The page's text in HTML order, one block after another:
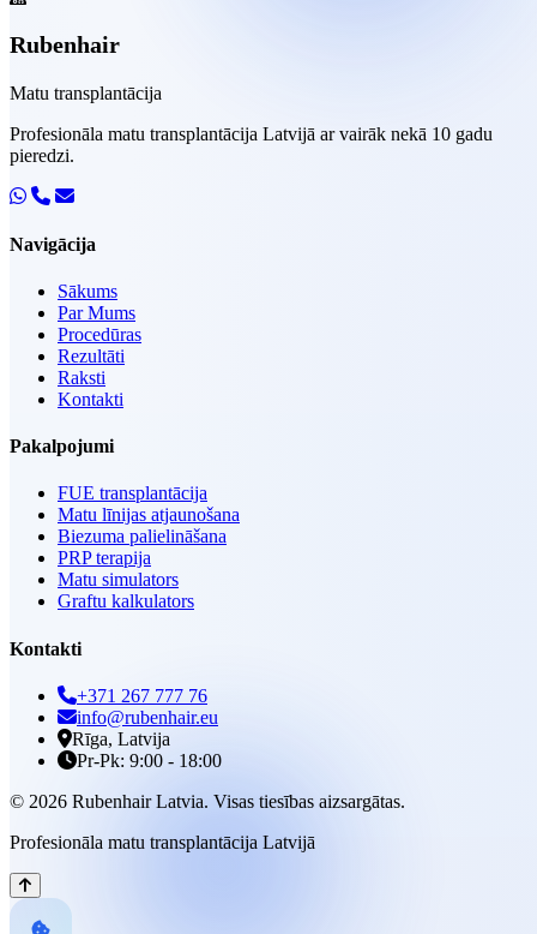
Rubenhair
Matu transplantācija
Profesionāla matu transplantācija Latvijā ar vairāk nekā 10 gadu
pieredzi.
Navigācija
Sākums
Par Mums
Procedūras
Rezultāti
Raksti
Kontakti
Pakalpojumi
FUE transplantācija
Matu līnijas atjaunošana
Biezuma palielināšana
PRP terapija
Matu simulators
Graftu kalkulators
Kontakti
+371 267 777 76
info@rubenhair.eu
Rīga, Latvija
Pr-Pk: 9:00 - 18:00
© 2026 Rubenhair Latvia. Visas tiesības aizsargātas.
Profesionāla matu transplantācija Latvijā